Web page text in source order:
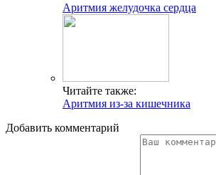
Аритмия желудочка сердца
Читайте также:
Аритмия из-за кишечника
Добавить комментарий